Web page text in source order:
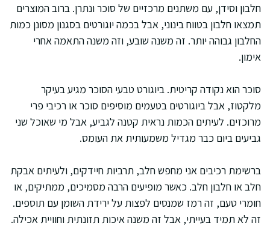
חלבון וסידן, עם משתנים מרכזיים של סוכר ונתרן. ברוב המוצרים
תמצאו חלבון בטווח בינוני, אבל בכמה יוגורטים בסגנון מסונן כמות
החלבון גבוהה יותר. זה משנה שובע, וזה משנה התאמה אחרי
אימון.
סוכר הוא נקודה קריטית. ביוגורט טבעי הסוכר מגיע בעיקר
מלקטוז, אבל ביוגורטים בטעמים מוסיפים סוכר או רכיבי פרי
מרוכזים. לעיתים הכמות נראית קטנה לגביע, אבל מי שאוכל שני
גביעים ביום כבר מגדיל משמעותית את העומס.
ברשימת רכיבים אני מחפש חלב, תרביות חיידקים, ולעיתים אבקת
חלב או חלבון חלב. כאשר מופיעים הרבה מסמיכים, ממתיקים, או
חומרי טעם, זה רמז שמנסים לפצות על ירידת השומן עם תוספים.
זה לא תמיד בעייתי, אבל זה משנה איכות תזונתית וחוויית אכילה.